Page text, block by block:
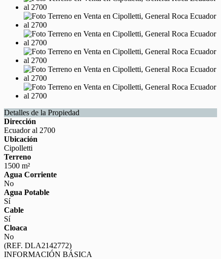
Detalles de la Propiedad
Dirección
Ecuador al 2700
Ubicación
Cipolletti
Terreno
1500 m²
Agua Corriente
No
Agua Potable
Sí
Cable
Sí
Cloaca
No
(REF. DLA2142772)
INFORMACIÓN BÁSICA